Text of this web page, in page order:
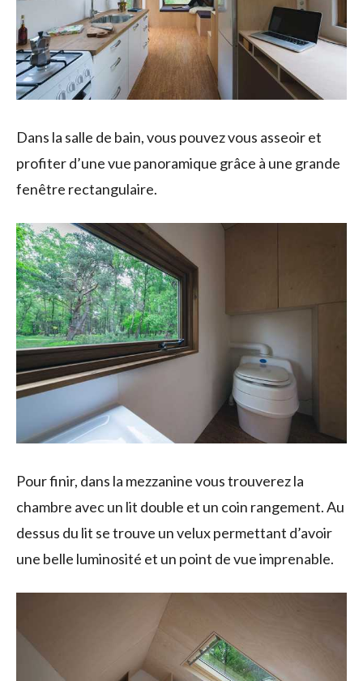
Dans la salle de bain, vous pouvez vous asseoir et
profiter d’une vue panoramique grâce à une grande
fenêtre rectangulaire.
Pour finir, dans la mezzanine vous trouverez la
chambre avec un lit double et un coin rangement. Au
dessus du lit se trouve un velux permettant d’avoir
une belle luminosité et un point de vue imprenable.